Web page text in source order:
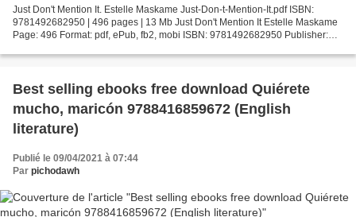
Just Don't Mention It. Estelle Maskame Just-Don-t-Mention-It.pdf ISBN:
9781492682950 | 496 pages | 13 Mb Just Don't Mention It Estelle Maskame
Page: 496 Format: pdf, ePub, fb2, mobi ISBN: 9781492682950 Publisher:
Best selling ebooks free download Quiérete
mucho, maricón 9788416859672 (English
literature)
Publié le 09/04/2021 à 07:44
Par pichodawh